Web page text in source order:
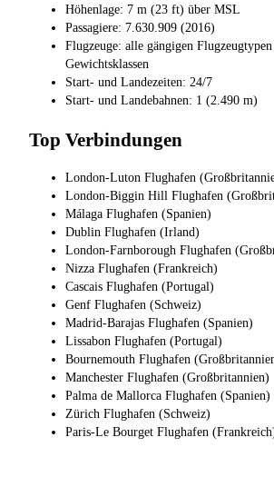
Höhenlage: 7 m (23 ft) über MSL
Passagiere: 7.630.909 (2016)
Flugzeuge: alle gängigen
Gewichtsklassen
Start- und Landezeiten: 24/7
Start- und Landebahnen: 1 (2.490 m)
Top Verbindungen
London-Luton Flughafen
London-Biggin Hill Flughafen
Málaga Flughafen (Spanien)
Dublin Flughafen (Irland)
London-Farnborough Flughafen
Nizza Flughafen (Frankreich)
Cascais Flughafen (Portugal)
Genf Flughafen (Schweiz)
Madrid-Barajas Flughafen (Spanien)
Lissabon Flughafen (Portugal)
Bournemouth Flughafen
Manchester Flughafen (Großbritannien)
Palma de Mallorca Flughafen (Spanien)
Zürich Flughafen (Schweiz)
Paris-Le Bourget Flughafen